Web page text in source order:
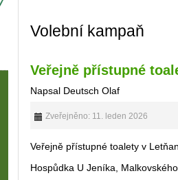
Volební kampaň
Veřejně přístupné
Napsal Deutsch Olaf
Zveřejněno: 11. leden 2026
Veřejně přístupné toalety v
Hospůdka U Jeníka,